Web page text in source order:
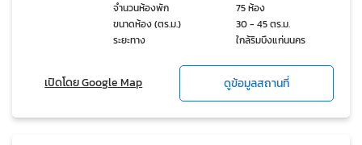
จำนวนห้องพัก
75 ห้อง
ขนาดห้อง (ตร.ม.)
30 - 45 ตร.ม.
ระยะทาง
ใกล้ริมบึงแก่นนคร
เปิดโดย Google Map ดูข้อมูลสถานที่